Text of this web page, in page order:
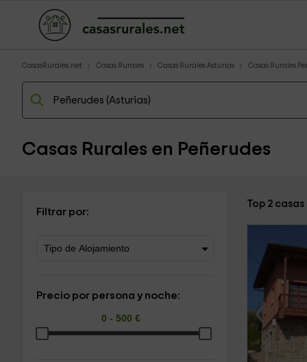
CasasRurales.net Casas Rurales Casas Rurales Asturias Casas Rurales
Casas Rurales en Peñerudes
Filtrar por:
Precio por persona y noche:
Top 2
‹